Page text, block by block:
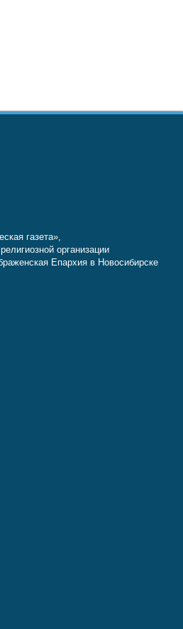
газета»,
организации
Епархия в Новосибирске